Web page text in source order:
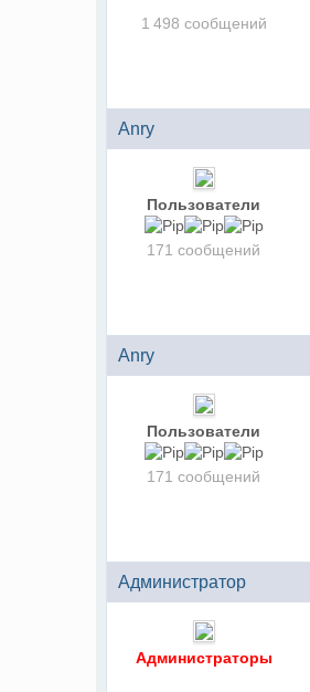
1 498 сообщений
Anry
Пользователи
171 сообщений
Anry
Пользователи
171 сообщений
Администратор
Администраторы